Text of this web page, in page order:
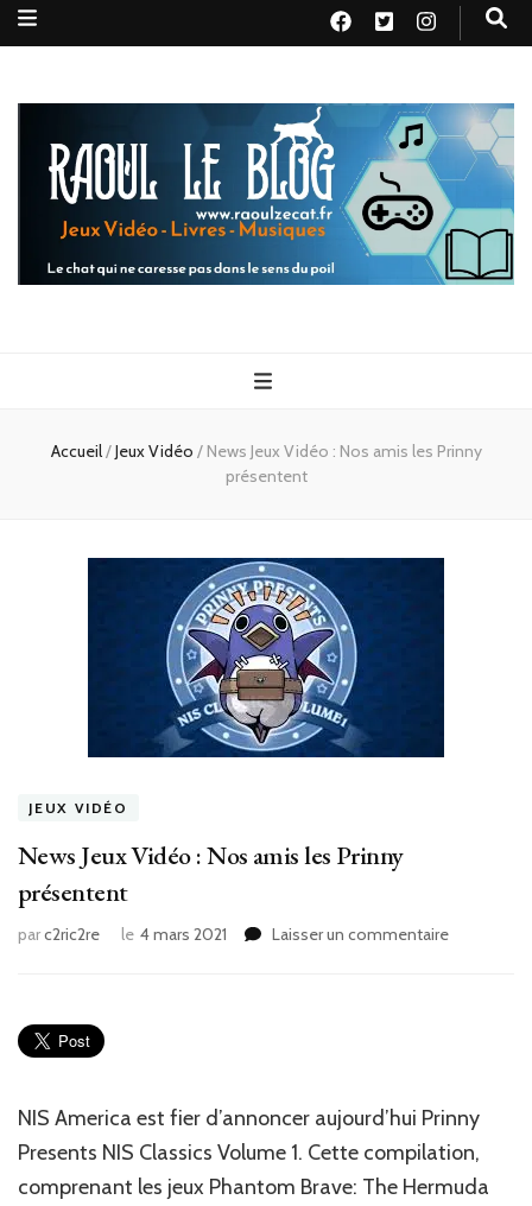
Raoul le
blog
Accueil/Jeux Vidéo / News Jeux Vidéo : Nos amis les Prinny
présentent
JEUX VIDÉO
News Jeux Vidéo : Nos amis les Prinny
présentent
parc2ric2re le 4 mars 2021 Laisser un commentairesur
Prinny
présentent
NIS America est fier d’annoncer aujourd’hui Prinny
Presents NIS Classics Volume 1. Cette compilation,
comprenant les jeux Phantom Brave: The Hermuda